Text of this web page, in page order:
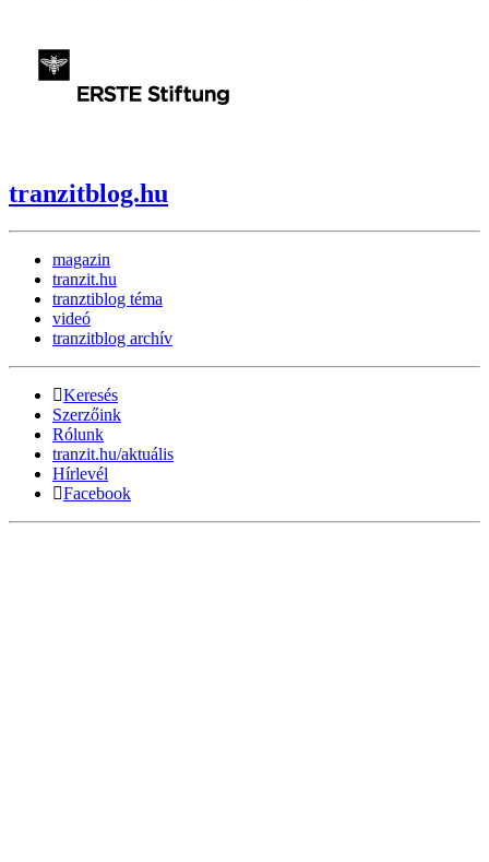
tranzitblog.hu
magazin
tranzit.hu
tranztiblog téma
videó
tranzitblog archív
Keresés
Szerzőink
Rólunk
tranzit.hu/aktuális
Hírlevél
Facebook